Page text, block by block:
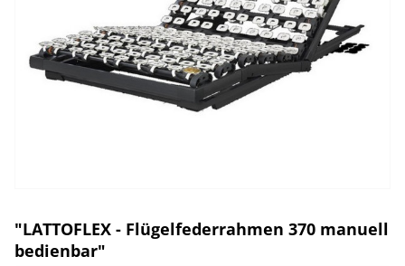
"LATTOFLEX - Flügelfederrahmen 370 manuell
bedienbar"